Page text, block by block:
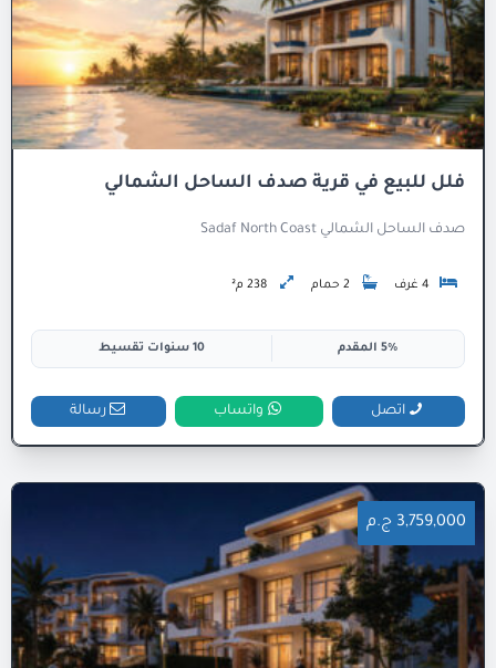
فلل للبيع في قرية صدف الساحل الشمالي
صدف الساحل الشمالي Sadaf North Coast
4 غرف 2 حمام 238 م²
5% المقدم 10 سنوات تقسيط
اتصل واتساب رسالة
3,759,000 ج.م